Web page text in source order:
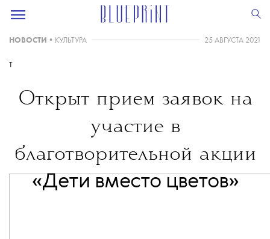
НОВОСТИ • КУЛЬТУРА 25 АВГУСТА 2021
T
Открыт прием заявок на
участие в
благотворительной акции
«Дети вместо цветов»